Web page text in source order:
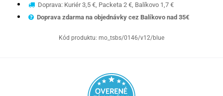
Doprava: Kuriér 3,5 €, Packeta 2 €, Balíkovo 1,7 €
Doprava zdarma na objednávky cez Balíkovo nad 35€
Kód produktu: mo_tsbs/0146/v12/blue